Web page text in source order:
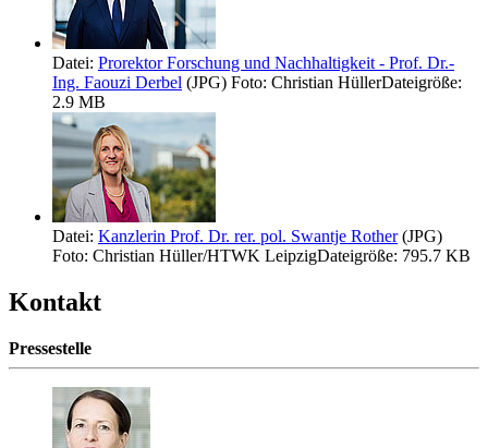
Datei: Prorektor Forschung und Nachhaltigkeit - Prof. Dr.-
Ing. Faouzi Derbel (JPG) Foto: Christian HüllerDateigröße:
2.9 MB
Datei: Kanzlerin Prof. Dr. rer. pol. Swantje Rother(JPG)
Foto: Christian Hüller/HTWK LeipzigDateigröße: 795.7 KB
Kontakt
Pressestelle